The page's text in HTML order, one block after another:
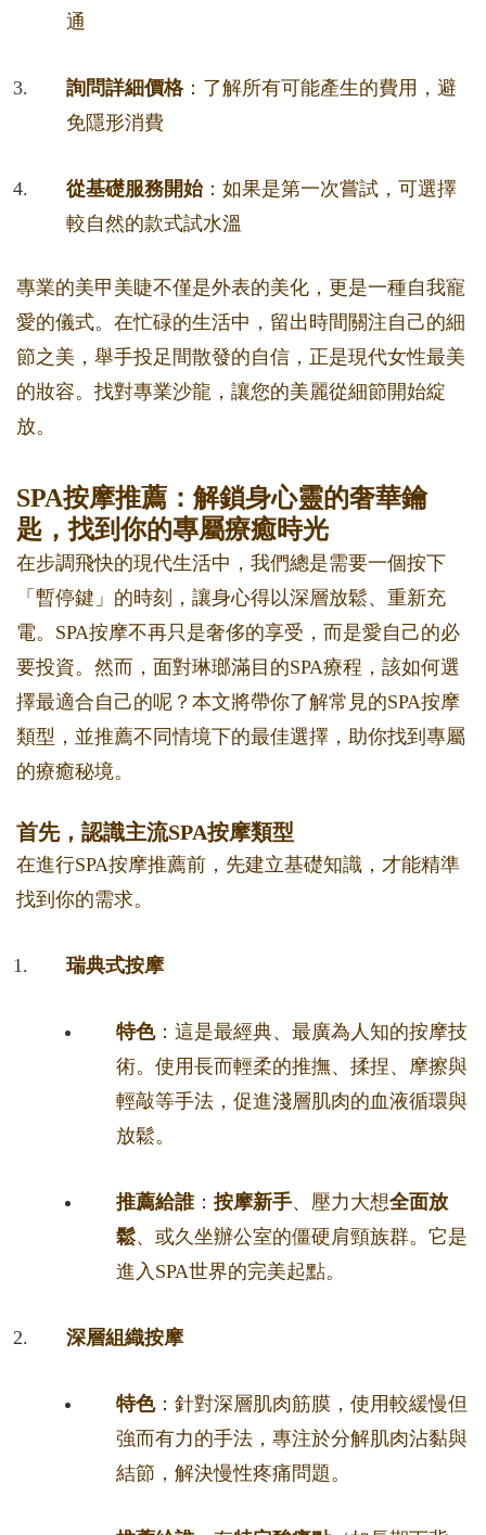
通
詢問詳細價格：了解所有可能產生的費用，避
免隱形消費
從基礎服務開始：如果是第一次嘗試，可選擇
較自然的款式試水溫
專業的美甲美睫不僅是外表的美化，更是一種自我寵
愛的儀式。在忙碌的生活中，留出時間關注自己的細
節之美，舉手投足間散發的自信，正是現代女性最美
的妝容。找對專業沙龍，讓您的美麗從細節開始綻
放。
SPA按摩推薦：解鎖身心靈的奢華鑰
匙，找到你的專屬療癒時光
在步調飛快的現代生活中，我們總是需要一個按下
「暫停鍵」的時刻，讓身心得以深層放鬆、重新充
電。SPA按摩不再只是奢侈的享受，而是愛自己的必
要投資。然而，面對琳瑯滿目的SPA療程，該如何選
擇最適合自己的呢？本文將帶你了解常見的SPA按摩
類型，並推薦不同情境下的最佳選擇，助你找到專屬
的療癒秘境。
首先，認識主流SPA按摩類型
在進行SPA按摩推薦前，先建立基礎知識，才能精準
找到你的需求。
瑞典式按摩
特色：這是最經典、最廣為人知的按摩技
術。使用長而輕柔的推撫、揉捏、摩擦與
輕敲等手法，促進淺層肌肉的血液循環與
放鬆。
推薦給誰： 按摩新手、壓力大想全面放
鬆、或久坐辦公室的僵硬肩頸族群。它是
進入SPA世界的完美起點。
深層組織按摩
特色：針對深層肌肉筋膜，使用較緩慢但
強而有力的手法，專注於分解肌肉沾黏與
結節，解決慢性疼痛問題。